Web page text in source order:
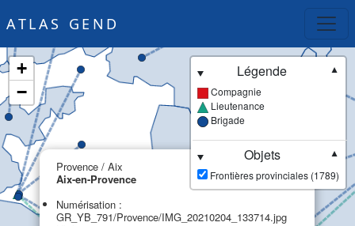
ATLAS GEND
Provence / Aix
Aix-en-Provence
Numérisation :
GR_YB_791/Provence/IMG_20210204_133714.jpg
+
−
Légende
▼
Compagnie
Lieutenance
Brigade
Objets
▼
Frontières provinciales (1789)